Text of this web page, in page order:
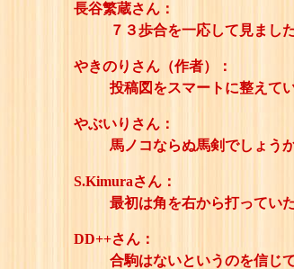
長谷繁蔵さん：
７３歩合を一応して見ました
やきのりさん（作者）：
投稿図をスマートに整えて
やぶいりさん：
馬ノコならぬ馬剣でしょうか
S.Kimuraさん：
最初は角を右から打ってい
DD++さん：
合駒はないというのを信じ